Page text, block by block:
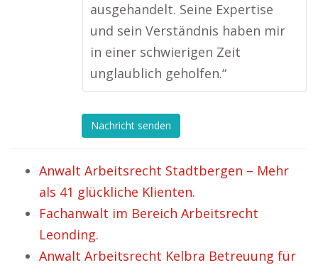
ausgehandelt. Seine Expertise
und sein Verständnis haben mir
in einer schwierigen Zeit
unglaublich geholfen.“
Nachricht senden
Anwalt Arbeitsrecht Stadtbergen – Mehr
als 41 glückliche Klienten.
Fachanwalt im Bereich Arbeitsrecht
Leonding.
Anwalt Arbeitsrecht Kelbra Betreuung für